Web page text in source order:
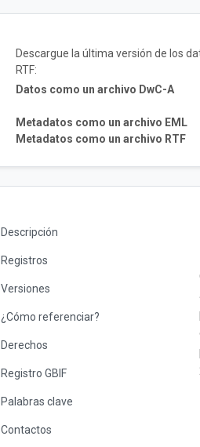
Descargue la última versión de los
RTF:
Datos como un archivo DwC-A
Metadatos como un archivo EML
Metadatos como un archivo RTF
Descripción
Registros
Versiones
¿Cómo referenciar?
Derechos
Registro GBIF
Palabras clave
Contactos